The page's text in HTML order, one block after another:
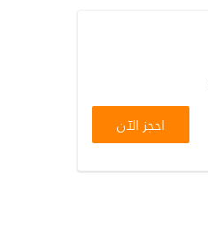
احجز الآن